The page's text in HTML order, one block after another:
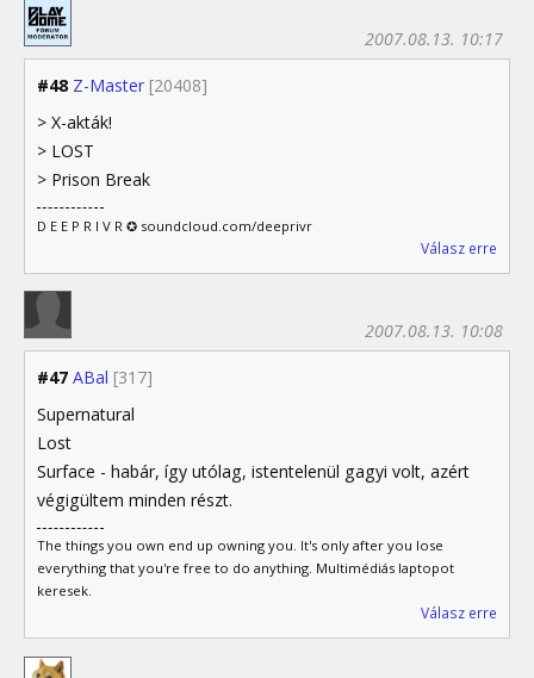
#48 Z-Master [20408]
2007.08.13. 10:17
> X-akták!
> LOST
> Prison Break
D E E P R I V R ✪ soundcloud.com/deeprivr
Válasz erre
#47 ABal [317]
2007.08.13. 10:08
Supernatural
Lost
Surface - habár, így utólag, istentelenül gagyi volt, azért
végigültem minden részt.
The things you own end up owning you. It's only after you lose
everything that you're free to do anything. Multimédiás laptopot
keresek.
Válasz erre